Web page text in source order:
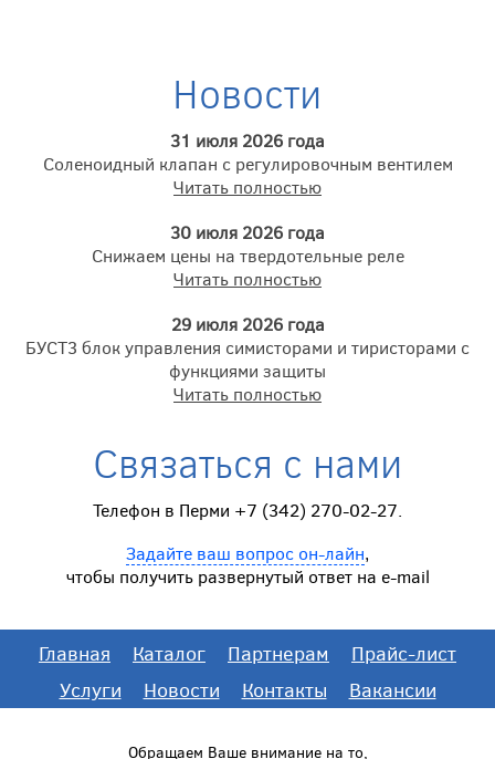
Новости
31 июля 2026 года
Соленоидный клапан с регулировочным вентилем
Читать полностью
30 июля 2026 года
Снижаем цены на твердотельные реле
Читать полностью
29 июля 2026 года
БУСТ3 блок управления симисторами и тиристорами с
функциями защиты
Читать полностью
Связаться с нами
Телефон в Перми +7 (342) 270-02-27.
Задайте ваш вопрос он-лайн,
чтобы получить развернутый ответ на e-mail
Главная Каталог Партнерам
Прайс-лист
Услуги
Новости Контакты Вакансии
Обращаем Ваше внимание на то,